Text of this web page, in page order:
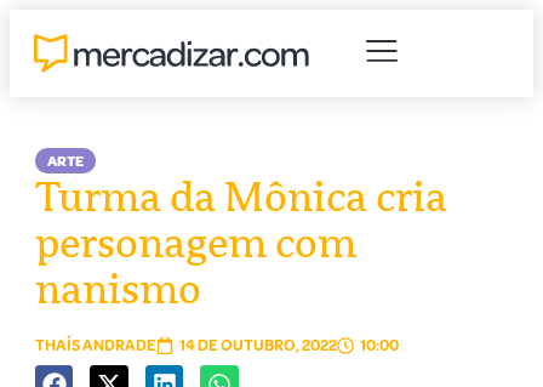
ARTE
Turma da Mônica cria
personagem com
nanismo
THAÍS ANDRADE 14 DE OUTUBRO, 2022 10:00